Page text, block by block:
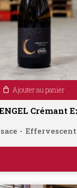
Ajouter au panier
Crémant
Effervescent